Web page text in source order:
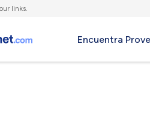
links.
Encuentra